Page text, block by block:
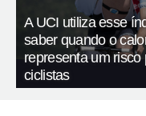
A UCI utiliza esse
saber quando o
representa um risco
ciclistas